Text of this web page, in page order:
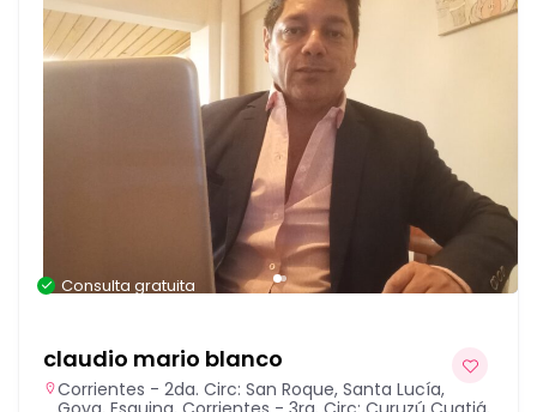
Consulta gratuita
claudio mario blanco
Corrientes - 2da. Circ: San Roque, Santa Lucía,